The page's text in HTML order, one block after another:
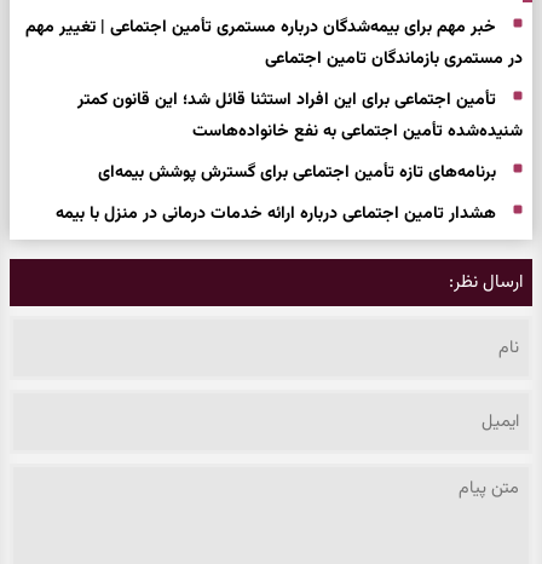
خبر مهم برای بیمه‌شدگان درباره مستمری تأمین اجتماعی | تغییر مهم
در مستمری بازماندگان تامین اجتماعی
تأمین اجتماعی برای این افراد استثنا قائل شد؛ این قانون کمتر
شنیده‌شده تأمین اجتماعی به نفع خانواده‌هاست
برنامه‌های تازه تأمین اجتماعی برای گسترش پوشش بیمه‌ای
هشدار تامین اجتماعی درباره ارائه خدمات درمانی در منزل با بیمه
ارسال نظر: